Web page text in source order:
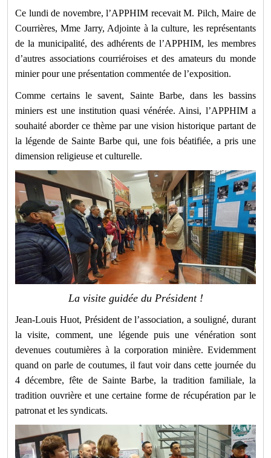
Ce lundi de novembre, l’APPHIM recevait M. Pilch, Maire de
Courrières, Mme Jarry, Adjointe à la culture, les représentants
de la municipalité, des adhérents de l’APPHIM, les membres
d’autres associations courriéroises et des amateurs du monde
minier pour une présentation commentée de l’exposition.
Comme certains le savent, Sainte Barbe, dans les bassins
miniers est une institution quasi vénérée. Ainsi, l’APPHIM a
souhaité aborder ce thème par une vision historique partant de
la légende de Sainte Barbe qui, une fois béatifiée, a pris une
dimension religieuse et culturelle.
La visite guidée du Président !
Jean-Louis Huot, Président de l’association, a souligné, durant
la visite, comment, une légende puis une vénération sont
devenues coutumières à la corporation minière. Evidemment
quand on parle de coutumes, il faut voir dans cette journée du
4 décembre, fête de Sainte Barbe, la tradition familiale, la
tradition ouvrière et une certaine forme de récupération par le
patronat et les syndicats.